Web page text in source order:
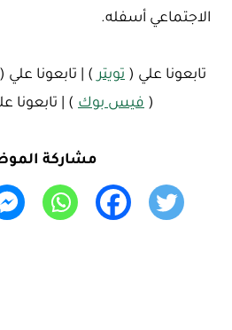
الاجتماعي أسفله.
تابعونا علي ( تويتر ) | تابعونا علي (
( فيس بوك ) | تابعونا
مشاركة